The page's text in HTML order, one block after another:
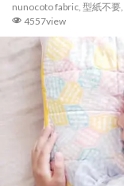
nunocoto fabric, 型紙不要,
4557view